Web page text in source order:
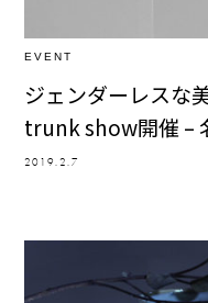
EVENT
ジェンダーレスな
trunk show開催 –
2019.2.7